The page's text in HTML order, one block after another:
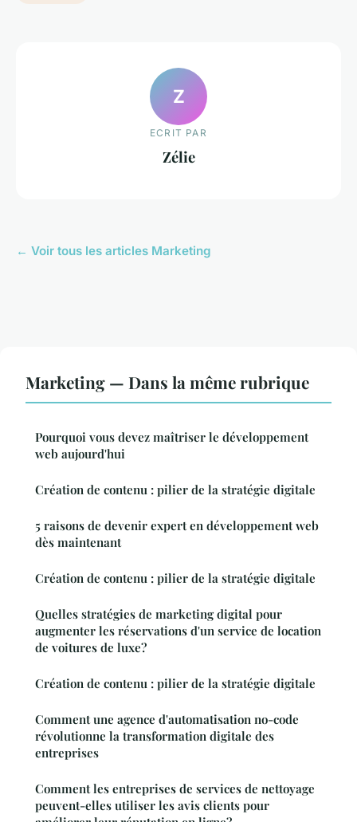
Z
ECRIT PAR
Zélie
← Voir tous les articles Marketing
Marketing — Dans la même rubrique
Pourquoi vous devez maîtriser le développement
web aujourd'hui
Création de contenu : pilier de la stratégie digitale
5 raisons de devenir expert en développement web
dès maintenant
Création de contenu : pilier de la stratégie digitale
Quelles stratégies de marketing digital pour
augmenter les réservations d'un service de location
de voitures de luxe?
Création de contenu : pilier de la stratégie digitale
Comment une agence d'automatisation no-code
révolutionne la transformation digitale des
entreprises
Comment les entreprises de services de nettoyage
peuvent-elles utiliser les avis clients pour